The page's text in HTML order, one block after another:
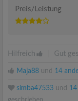
Preis/Leistung
Hilfreich Gut
Maja88 und 14
simba47533 und